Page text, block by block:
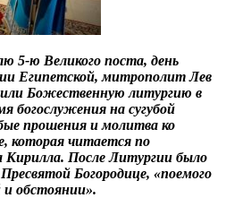
5-ю Великого поста, день
Египетской, митрополит Лев
Божественную литургию в
богослужения на сугубой
прошения и молитва ко
которая читается по
Кирилла. После Литургии было
Богородице, «поемого
и обстоянии».